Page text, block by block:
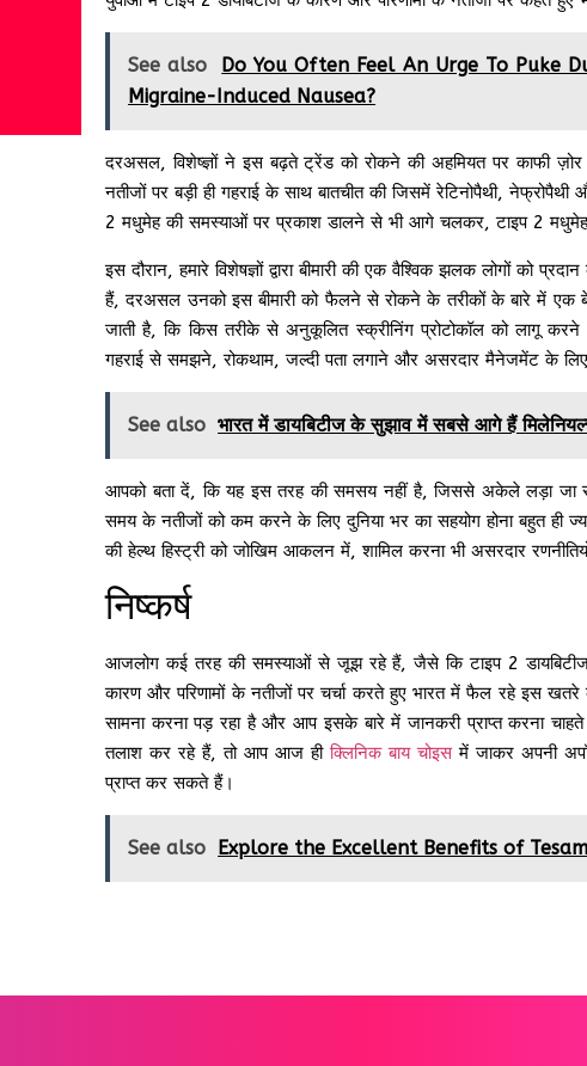
See also
Do You Often Feel An Urge To Puke
Migraine-Induced Nausea?
दरअसल, विशेष्ज्ञों ने इस बढ़ते ट्रेंड को रोकने की अहमियत पर काफी
नतीजों पर बड़ी ही गहराई के साथ बातचीत की जिसमें रेटिनोपैथी,
2 मधुमेह की समस्याओं पर प्रकाश डालने से भी आगे चलकर, टाइप 2 मधुमेह
इस दौरान, हमारे विशेषज्ञों द्वारा बीमारी की एक वैश्विक झलक लोगों को
हैं, दरअसल उनको इस बीमारी को फैलने से रोकने के तरीकों के बारे में एक
जाती है, कि किस तरीके से अनुकूलित स्क्रीनिंग प्रोटोकॉल को लागू करने
गहराई से समझने, रोकथाम, जल्दी पता लगाने और असरदार मैनेजमेंट के लिए
See also भारत में डायबिटीज के सुझाव में सबसे आगे हैं
आपको बता दें, कि यह इस तरह की समसय नहीं है, जिससे अकेले लड़ा
समय के नतीजों को कम करने के लिए दुनिया भर का सहयोग होना बहुत ही
की हेल्थ हिस्ट्री को जोखिम आकलन में, शामिल करना भी असरदार
निष्कर्ष
आजलोग कई तरह की समस्याओं से जूझ रहे हैं, जैसे कि टाइप 2
कारण और परिणामों के नतीजों पर चर्चा करते हुए भारत में फैल रहे इस
सामना करना पड़ रहा है और आप इसके बारे में जानकरी प्राप्त करना
तलाश कर रहे हैं, तो आप आज हीक्लिनिक बाय चोइसमें जाकर अपनी
प्राप्त कर सकते हैं।
See also Explore the Excellent Benefits of